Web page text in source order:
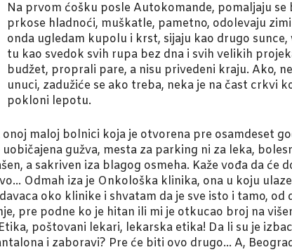
Na prvom ćošku posle Autokomande, pomaljaju se
prkose hladnoći, muškatle, pametno, odolevaju
onda ugledam kupolu i krst, sijaju kao drugo
tu kao svedok svih rupa bez dna i svih velikih
budžet, proprali pare, a nisu privedeni kraju. Ako,
unuci, zadužiće se ako treba, neka je na čast crkvi
pokloni lepotu.
maloj bolnici koja je otvorena pre osamdeset
gužva, mesta za parking ni za leka,
a sakriven iza blagog osmeha. Kaže vođa da će
Odmah iza je Onkološka klinika, ona u koju
oko klinike i shvatam da je sve isto i tamo, od
pre podne ko je hitan ili mi je otkucao broj na
poštovani lekari, lekarska etika! Da li su je
i zaboravi? Pre će biti ovo drugo… A,